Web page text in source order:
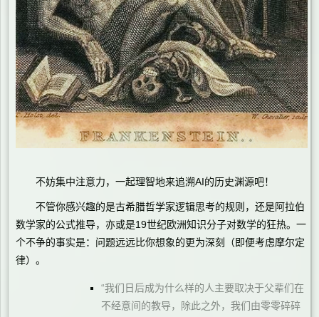
不妨集中注意力，一起理智地来追溯AI的历史渊源吧！
不管你感兴趣的是古希腊哲学家逻辑思考的规则，还是阿拉伯
数学家的公式推导，亦或是19世纪欧洲知识分子对数学的狂热。一
个不争的事实是：问题远远比你想象的更为深刻（即便考虑摩尔定
律）。
“我们日后成为什么样的人主要取决于父辈们在
不经意间的教导，除此之外，我们由零零碎碎